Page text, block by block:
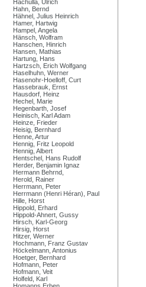
Hachulla, Ulrich
Hahn, Bernd
Hähnel, Julius Heinrich
Hamer, Hartwig
Hampel, Angela
Hänsch, Wolfram
Hanschen, Hinrich
Hansen, Mathias
Hartung, Hans
Hartzsch, Erich Wolfgang
Haselhuhn, Werner
Hasenohr-Hoelloff, Curt
Hassebrauk, Ernst
Hausdorf, Heinz
Hechel, Marie
Hegenbarth, Josef
Heinisch, Karl Adam
Heinze, Frieder
Heisig, Bernhard
Henne, Artur
Hennig, Fritz Leopold
Hennig, Albert
Hentschel, Hans Rudolf
Herder, Benjamin Ignaz
Hermann Behrnd,
Herold, Rainer
Herrmann, Peter
Herrmann (Henri Héran), Paul
Hille, Horst
Hippold, Erhard
Hippold-Ahnert, Gussy
Hirsch, Karl-Georg
Hirsig, Horst
Hitzer, Werner
Hochmann, Franz Gustav
Höckelmann, Antonius
Hoetger, Bernhard
Hofmann, Peter
Hofmann, Veit
Holfeld, Karl